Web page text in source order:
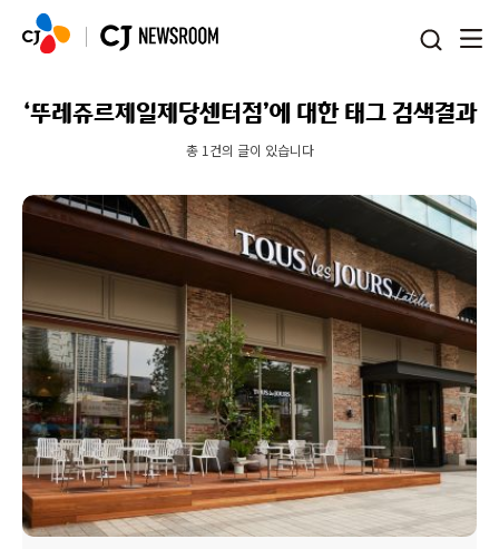
‘뚜레쥬르제일제당센터점’에 대한 태그 검색결과
총 1건의 글이 있습니다